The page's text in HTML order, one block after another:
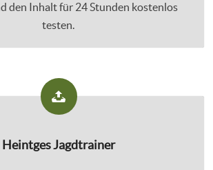
den Inhalt für 24 Stunden kostenlos
testen.
Heintges Jagdtrainer